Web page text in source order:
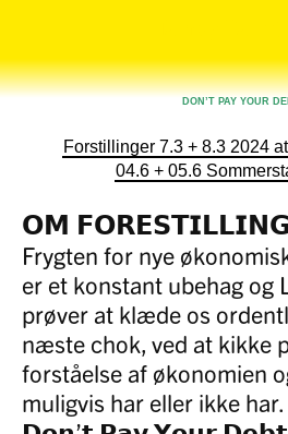
DON’T PAY YOUR
Forstillinger 7.3 + 8.3 2024 at
04.6 + 05.6
𝗢𝗠
Frygten for nye
er et konstant ubehag og
prøver at klæde os
næste chok, ved at kikke
forståelse af økonomien
muligvis har eller ikke har.